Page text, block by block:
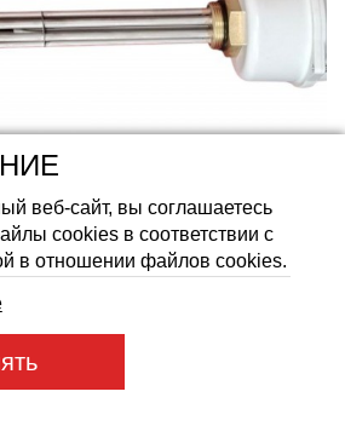
веб-сайт, вы соглашаетесь
cookies в соответствии с
в отношении файлов cookies.